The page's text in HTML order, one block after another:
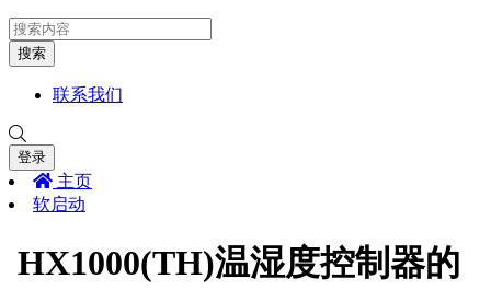
搜索
联系我们
登录
主页
软启动
HX1000(TH)温湿度控制器的